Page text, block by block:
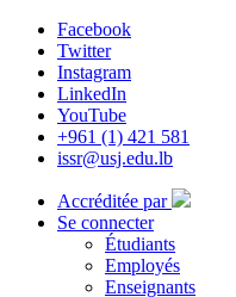
Facebook
Twitter
Instagram
LinkedIn
YouTube
+961 (1) 421 581
issr@usj.edu.lb
Accréditée par
Se connecter
Étudiants
Employés
Enseignants